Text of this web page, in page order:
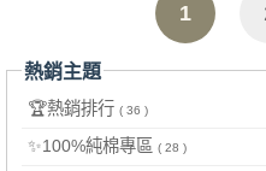
1
熱銷主題
🏆熱銷排行 ( 36 )
✨100%純棉專區 ( 28 )